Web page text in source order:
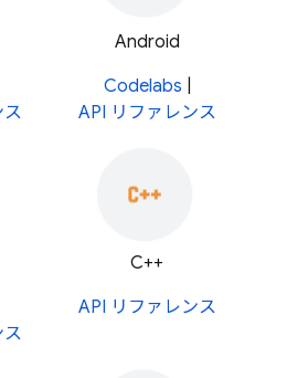
Android
Codelabs
API リファレンス
C++
API リファレンス